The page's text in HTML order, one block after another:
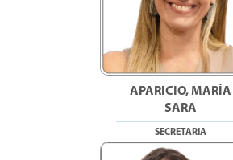
APARICIO, MARÍA
SARA
SECRETARIA